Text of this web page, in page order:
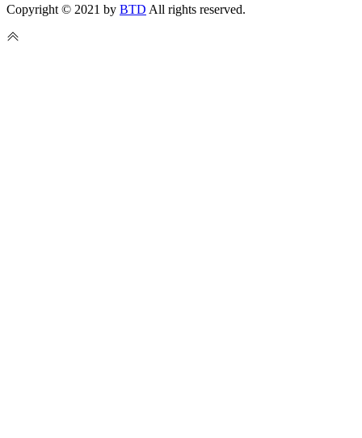
Copyright © 2021 by BTD All rights reserved.